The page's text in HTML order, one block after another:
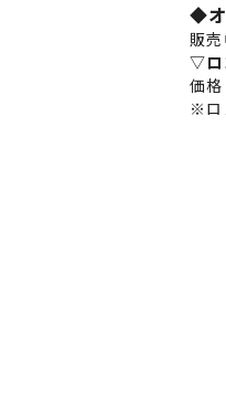
◆オ
販
▽ロ
価
※ロ